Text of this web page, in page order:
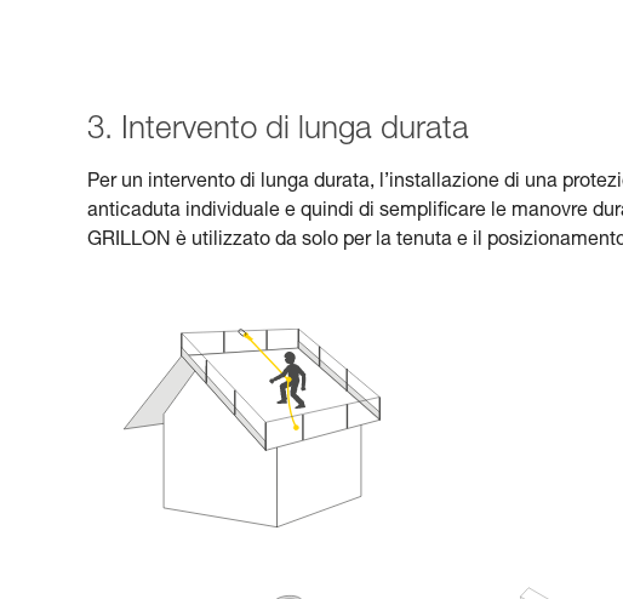
3. Intervento di lunga durata
Per un intervento di lunga durata, l’installazione di una
anticaduta individuale e quindi di semplificare le manovre
GRILLON è utilizzato da solo per la tenuta e il